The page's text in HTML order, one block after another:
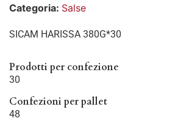
Categoria: Salse
SICAM HARISSA 380G*30
Prodotti per confezione
30
Confezioni per pallet
48